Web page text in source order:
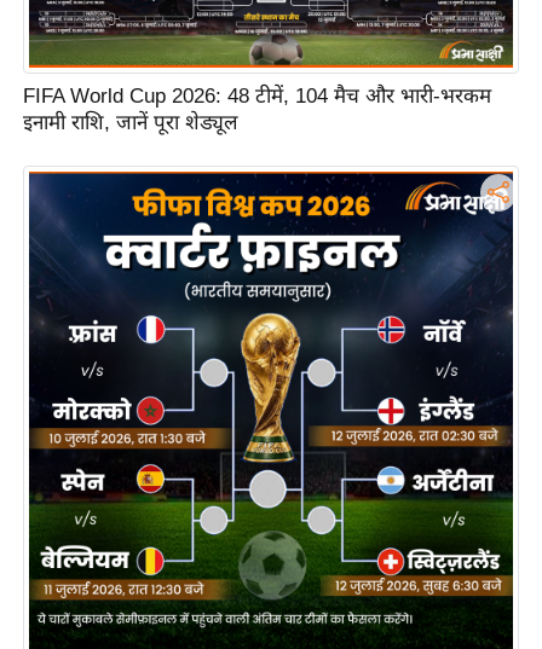
n
d
r
o
d
A
p
FIFA World Cup 2026: 48 टीमें, 104 मैच और भारी-भरकम
इनामी राशि, जानें पूरा शेड्यूल